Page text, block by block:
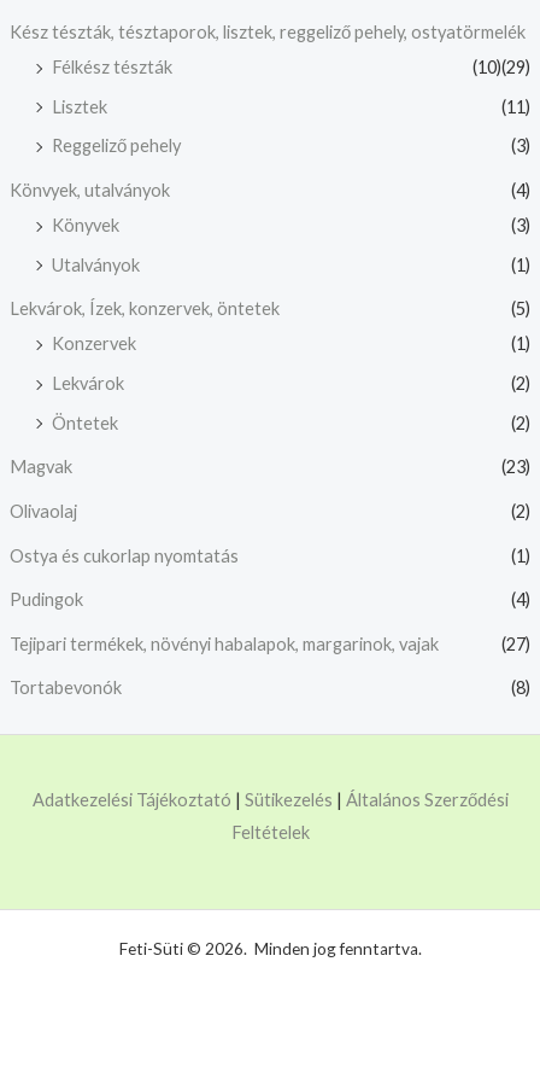
Kész tészták, tésztaporok, lisztek, reggeliző pehely, ostyatörmelék
(29)
Félkész tészták
(10)
Lisztek
(11)
Reggeliző pehely
(3)
Könvyek, utalványok
(4)
Könyvek
(3)
Utalványok
(1)
Lekvárok, Ízek, konzervek, öntetek
(5)
Konzervek
(1)
Lekvárok
(2)
Öntetek
(2)
Magvak (23)
Olivaolaj (2)
Ostya és cukorlap nyomtatás (1)
Pudingok (4)
Tejipari termékek, növényi habalapok, margarinok, vajak (27)
Tortabevonók (8)
Adatkezelési Tájékoztató | Sütikezelés | Általános Szerződési
Feltételek
Feti-Süti © 2026. Minden jog fenntartva.